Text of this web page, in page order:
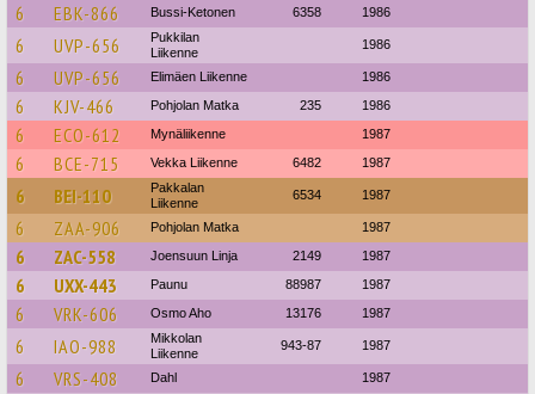
6 EBK-866 Bussi-Ketonen 6358 1986
6 UVP-656
Pukkilan
Liikenne
1986
6 UVP-656 Elimäen Liikenne 1986
6 KJV-466 Pohjolan Matka 235 1986
6 ECO-612 Mynäliikenne 1987
6 BCE-715 Vekka Liikenne 6482 1987
6 BEI-110
Pakkalan
Liikenne
6534 1987
6 ZAA-906 Pohjolan Matka 1987
6 ZAC-558 Joensuun Linja 2149 1987
6 UXX-443 Paunu 88987 1987
6 VRK-606 Osmo Aho 13176 1987
6 IAO-988
Mikkolan
Liikenne
943-87 1987
6 VRS-408 Dahl 1987